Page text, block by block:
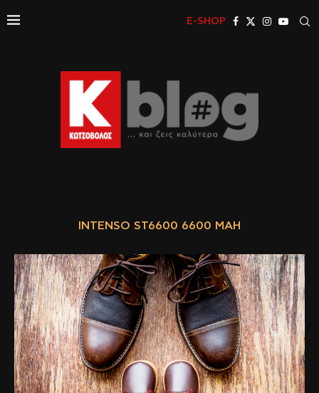
E-SHOP
INTENSO ST6600 6600 MAH